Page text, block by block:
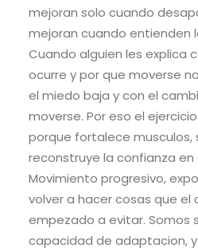
mejoran solo cuando
mejoran cuando entienden
Cuando alguien les explica
ocurre y por que moverse
el miedo baja y con el
moverse. Por eso el
porque fortalece musculos,
reconstruye la confianza
Movimiento progresivo,
volver a hacer cosas que el
empezado a evitar. Somos
capacidad de adaptacion,